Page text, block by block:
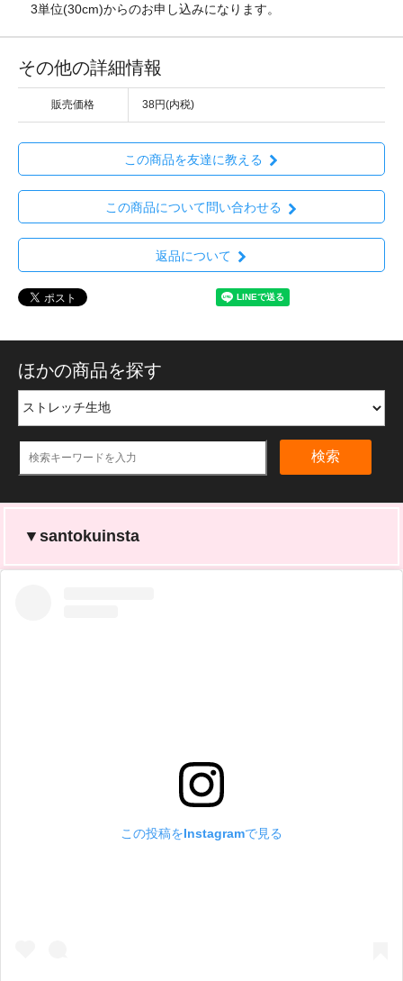
3単位(30cm)からのお申し込みになります。
その他の詳細情報
販売価格 38円(内税)
この商品を友達に教える
この商品について問い合わせる
返品について
ほかの商品を探す
検索
▼santokuinsta
この投稿をInstagramで見る